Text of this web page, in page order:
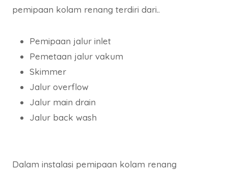
pemipaan kolam renang terdiri dari..
Pemipaan jalur inlet
Pemetaan jalur vakum
Skimmer
Jalur overflow
Jalur main drain
Jalur back wash
Dalam instalasi pemipaan kolam renang